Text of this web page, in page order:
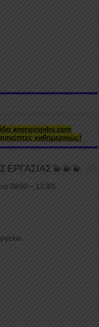
anergosjobs.com
καθημερινώς!
ΕΡΓΑΣΙΑΣ 💫💫💫
08:00 – 13:30)